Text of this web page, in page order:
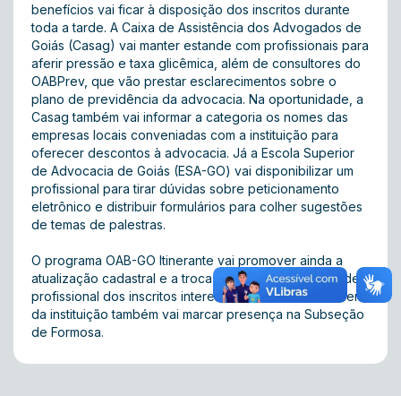
benefícios vai ficar à disposição dos inscritos durante
toda a tarde. A Caixa de Assistência dos Advogados de
Goiás (Casag) vai manter estande com profissionais para
aferir pressão e taxa glicêmica, além de consultores do
OABPrev, que vão prestar esclarecimentos sobre o
plano de previdência da advocacia. Na oportunidade, a
Casag também vai informar a categoria os nomes das
empresas locais conveniadas com a instituição para
oferecer descontos à advocacia. Já a Escola Superior
de Advocacia de Goiás (ESA-GO) vai disponibilizar um
profissional para tirar dúvidas sobre peticionamento
eletrônico e distribuir formulários para colher sugestões
de temas de palestras.
O programa OAB-GO Itinerante vai promover ainda a
atualização cadastral e a troca do cartão de identidade
profissional dos inscritos interessados. A Ouvidoria-Geral
da instituição também vai marcar presença na Subseção
de Formosa.